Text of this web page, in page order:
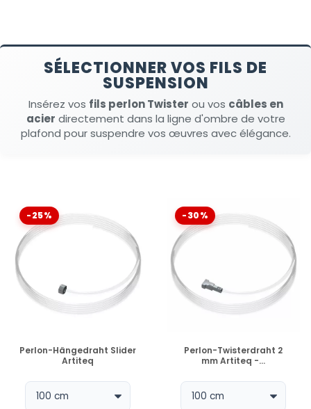
SÉLECTIONNER VOS FILS DE
SUSPENSION
Insérez vos fils perlon Twister ou vos câbles en
acier directement dans la ligne d'ombre de votre
plafond pour suspendre vos œuvres avec élégance.
-25%
VERFÜGBAR
Perlon-Hängedraht Slider
Artiteq
-30%
VERFÜGBAR
Perlon-Twisterdraht 2
mm Artiteq -...